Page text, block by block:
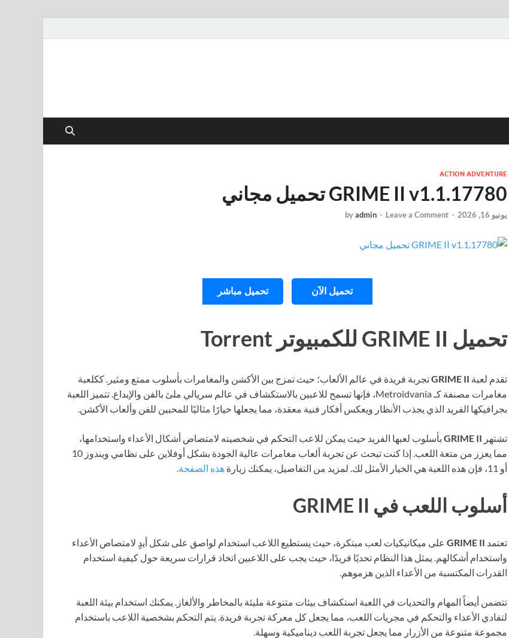
ACTION ADVENTURE
GRIME II v1.1.17780 تحميل مجاني
يونيو 16, 2026 -
byadmin - Leave a Comment
تحميل الآن تحميل مباشر
تحميل GRIME II للكمبيوتر Torrent
تقدم لعبة GRIME IIتجربة فريدة في عالم الألعاب؛ حيث تمزج بين الأكشن والمغامرات بأسلوب ممتع ومثير. ككلعبة
مغامرات مصنفة كـ Metroidvania، فإنها تسمح للاعبين بالاستكشاف في عالم سريالي ملئ بالفن والإبداع. تتميز اللعبة
بجرافيكها الفريد الذي يجذب الأنظار ويعكس أفكار فنية معقدة، مما يجعلها خيارًا مثاليًا للمحبين للفن وألعاب الأكشن.
تشتهر GRIME II بأسلوب لعبها الفريد حيث يمكن للاعب التحكم في شخصيته لامتصاص أشكال الأعداء واستخدامها،
مما يعزز من متعة اللعب. إذا كنت تبحث عن تجربة ألعاب مغامرات عالية الجودة بشكل أوفلاين على نظامي ويندوز 10
أو 11، فإن هذه اللعبة هي الخيار الأمثل لك. لمزيد من التفاصيل، يمكنك زيارة
هذه الصفحة.
أسلوب اللعب في GRIME II
تعتمد GRIME II على ميكانيكيات لعب مبتكرة، حيث يستطيع اللاعب استخدام لواصق على شكل أيدٍ لامتصاص الأعداء
واستخدام أشكالهم. يمثل هذا النظام تحديًا فريدًا، حيث يجب على اللاعبين اتخاذ قرارات سريعة حول كيفية استخدام
القدرات المكتسبة من الأعداء الذين هزموهم.
تتضمن أيضاً المهام والتحديات في اللعبة استكشاف بيئات متنوعة مليئة بالمخاطر والألغاز. يمكنك استخدام بيئة اللعبة
لتفادي الأعداء والتحكم في مجريات اللعب، مما يجعل كل معركة تجربة فريدة. يتم التحكم بشخصية اللاعب باستخدام
مجموعة متنوعة من الأزرار مما يجعل تجربة اللعب ديناميكية وسهلة.